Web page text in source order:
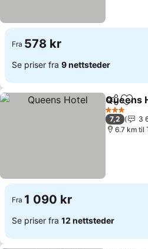
Fra 578 kr
Se priser fra 9 nettsteder
Del
Queens
3 Stjerner
7,2
3
6.7 km til
Fra 1 090 kr
Se priser fra 12 nettsteder